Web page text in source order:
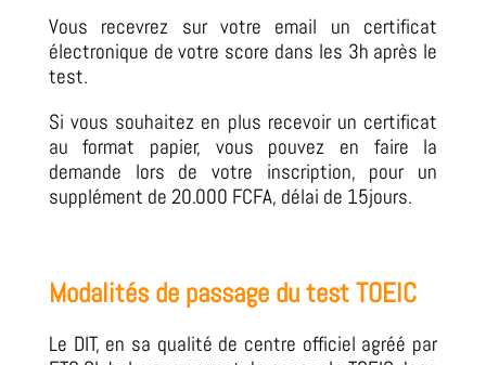
Vous recevrez sur votre email un certificat
électronique de votre score dans les 3h après le
test.
Si vous souhaitez en plus recevoir un certificat
au format papier, vous pouvez en faire la
demande lors de votre inscription, pour un
supplément de 20.000 FCFA, délai de 15jours.
Modalités de passage du test TOEIC
Le DIT, en sa qualité de centre officiel agréé par